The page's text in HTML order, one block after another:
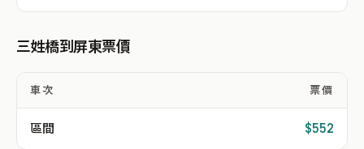
三姓橋到屏東票價
車次 票價
區間 $552